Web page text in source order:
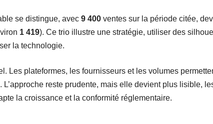
se distingue, avec 9 400 ventes sur la période citée,
1 419). Ce trio illustre une stratégie, utiliser des
la technologie.
Les plateformes, les fournisseurs et les volumes
reste prudente, mais elle devient plus lisible,
la croissance et la conformité réglementaire.